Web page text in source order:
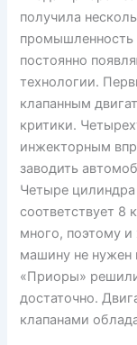
получила
промышленность
постоянно
технологии.
клапанным
критики.
инжекторным
заводить
Четыре
соответствует 8
много, поэтому и
машину не нужен
«Приоры»
достаточно.
клапанами